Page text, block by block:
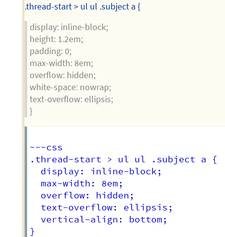
.thread-start > ul ul .subject a {
display: inline-block;
height: 1.2em;
padding: 0;
max-width: 8em;
overflow: hidden;
white-space: nowrap;
text-overflow: ellipsis;
}
~~~css
.thread-start > ul ul .subject a
display: inline-block;
max-width: 8em;
overflow: hidden;
text-overflow: ellipsis;
vertical-align: bottom;